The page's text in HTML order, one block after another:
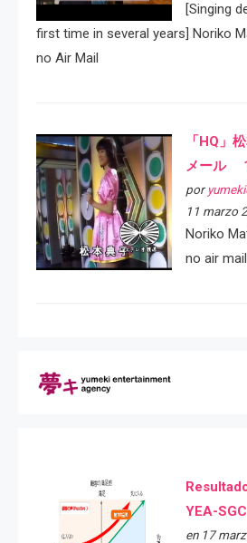
[Singing
first time in several years] Noriko
no Air Mail
「HQ」
メール
por
11 marzo
Noriko
no air mail
YEA-SGC
en 17